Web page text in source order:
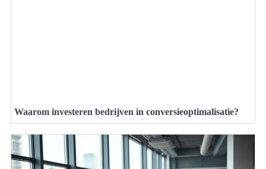
Waarom investeren bedrijven in conversieoptimalisatie?